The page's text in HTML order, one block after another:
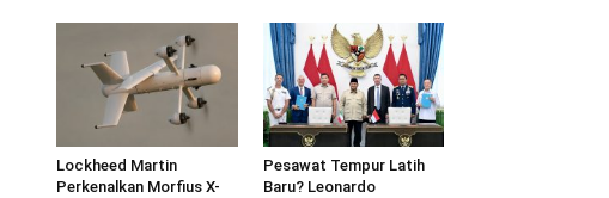
Lockheed Martin
Perkenalkan Morfius X-
Pesawat Tempur Latih
Baru? Leonardo